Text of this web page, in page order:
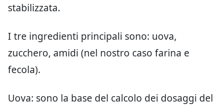
stabilizzata.
I tre ingredienti principali sono: uova,
zucchero, amidi (nel nostro caso farina e
fecola).
Uova: sono la base del calcolo dei dosaggi del